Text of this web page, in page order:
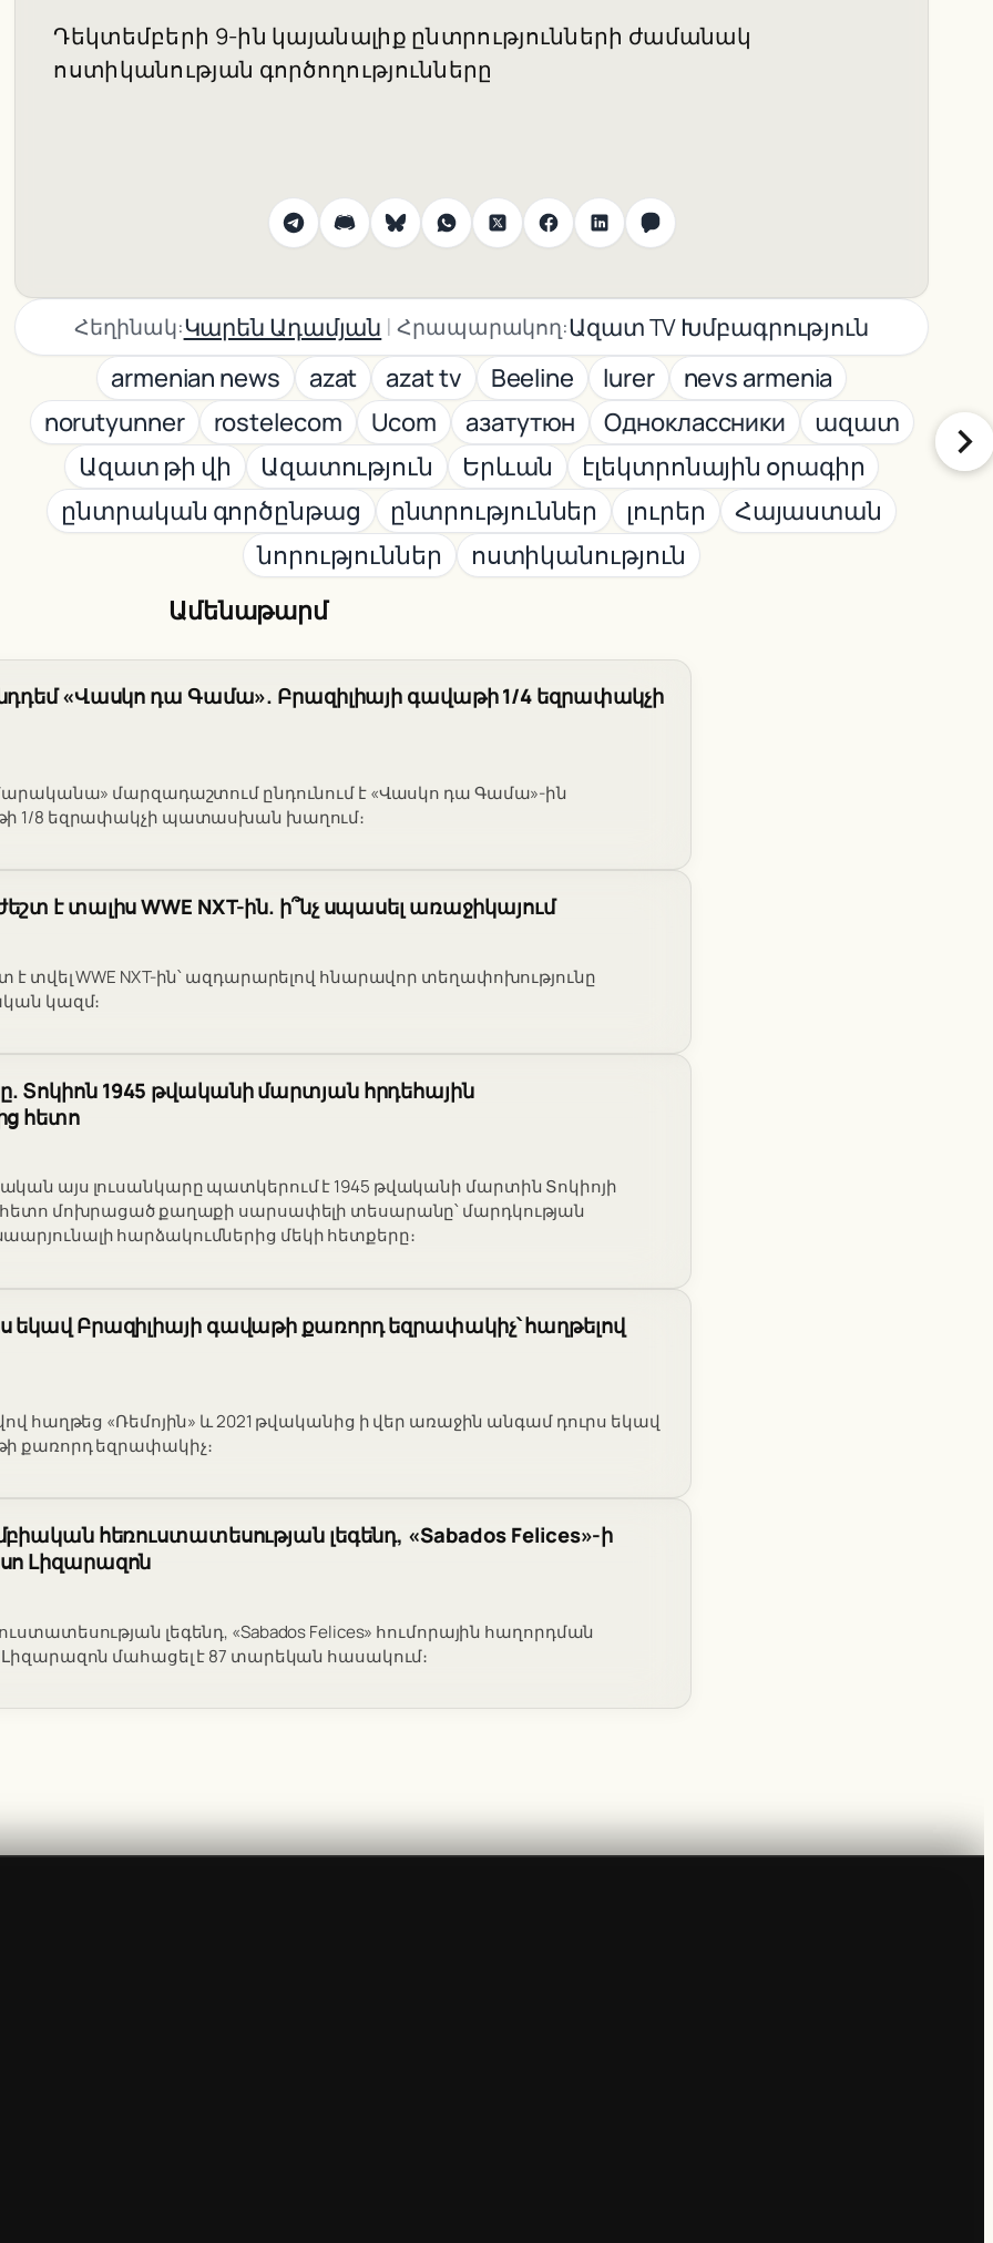
Դեկտեմբերի 9-ին կայանալիք ընտրությունների ժամանակ
ոստիկանության գործողությունները
Հեղինակ:Կարեն Ադամյան | Հրապարակող:Ազատ TV Խմբագրություն
armenian news azat azat tv Beeline lurer
nevs armenia
norutyunner
rostelecom Ucom азатутюн Одноклассники
ազատ
Ազատ թի վի
Ազատություն Երևան
էլեկտրոնային օրագիր
ընտրական գործընթաց
ընտրություններ լուրեր
Հայաստան
նորություններ
ոստիկանություն
Ամենաթարմ
«Վասկո դա Գամա». Բրազիլիայի գավաթի 1/4 եզրափակչի
մարզադաշտում ընդունում է «Վասկո դա Գամա»-ին
1/8 եզրափակչի պատասխան խաղում։
է տալիս WWE NXT-ին. ի՞նչ սպասել առաջիկայում
է տվել WWE NXT-ին՝ ազդարարելով հնարավոր տեղափոխությունը
կազմ։
1945 թվականի մարտյան հրդեհային
հետո
այս լուսանկարը պատկերում է 1945 թվականի մարտին Տոկիոյի
հետո մոխրացած քաղաքի սարսափելի տեսարանը՝ մարդկության
հարձակումներից մեկի հետքերը։
եկավ Բրազիլիայի գավաթի քառորդ եզրափակիչ՝ հաղթելով
հաղթեց «Ռեմոյին» և 2021 թվականից ի վեր առաջին անգամ դուրս եկավ
քառորդ եզրափակիչ։
հեռուստատեսության լեգենդ, «Sabados Felices»-ի
Լիզարազոն
լեգենդ, «Sabados Felices» հումորային հաղորդման
մահացել է 87 տարեկան հասակում։